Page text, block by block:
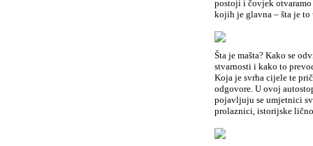
postoji i čovjek
kojih je glavna – šta je to
Šta je mašta? Kako se
stvarnosti i kako to
Koja je svrha cijele te
odgovore. U ovoj
pojavljuju se umjetnici
prolaznici, istorijske